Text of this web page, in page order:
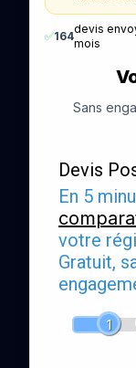
✅164
devis
mois
Sans
Devis
En 5
votre
Gratuit,
1